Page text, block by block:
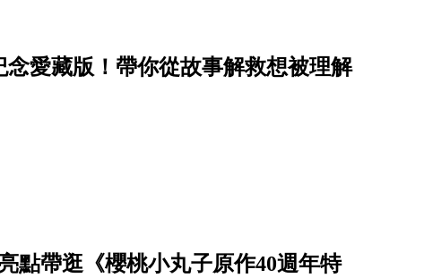
愛藏版！帶你從故事解救想被理解
點帶逛《櫻桃小丸子原作40週年特